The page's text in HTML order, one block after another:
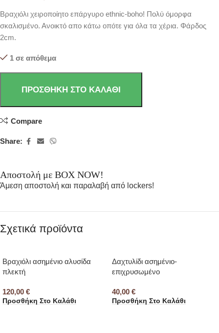
Βραχιόλι χειροποίητο επάργυρο ethnic-boho! Πολύ όμορφα
σκαλισμένο. Ανοικτό απο κάτω οπότε για όλα τα χέρια. Φάρδος
2cm.
1 σε απόθεμα
ΠΡΟΣΘΉΚΗ ΣΤΟ ΚΑΛΆΘΙ
Compare
Share:
Αποστολή με BOX NOW!
Άμεση αποστολή και παραλαβή από lockers!
Σχετικά προϊόντα
Βραχιόλι ασημένιο αλυσίδα
πλεκτή
120,00 €
Προσθήκη Στο Καλάθι
Δαχτυλίδι ασημένιο-
επιχρυσωμένο
40,00 €
Προσθήκη Στο Καλάθι